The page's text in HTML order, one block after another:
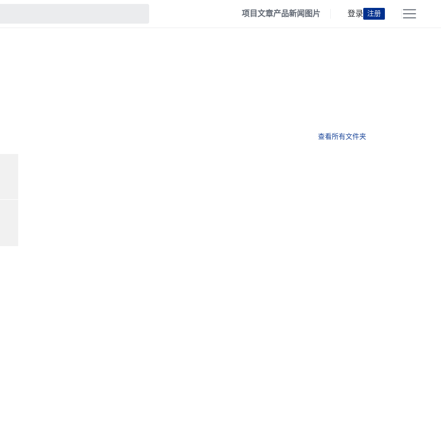
项目文章产品新闻 图片 登录 注册
查看所有文件夹